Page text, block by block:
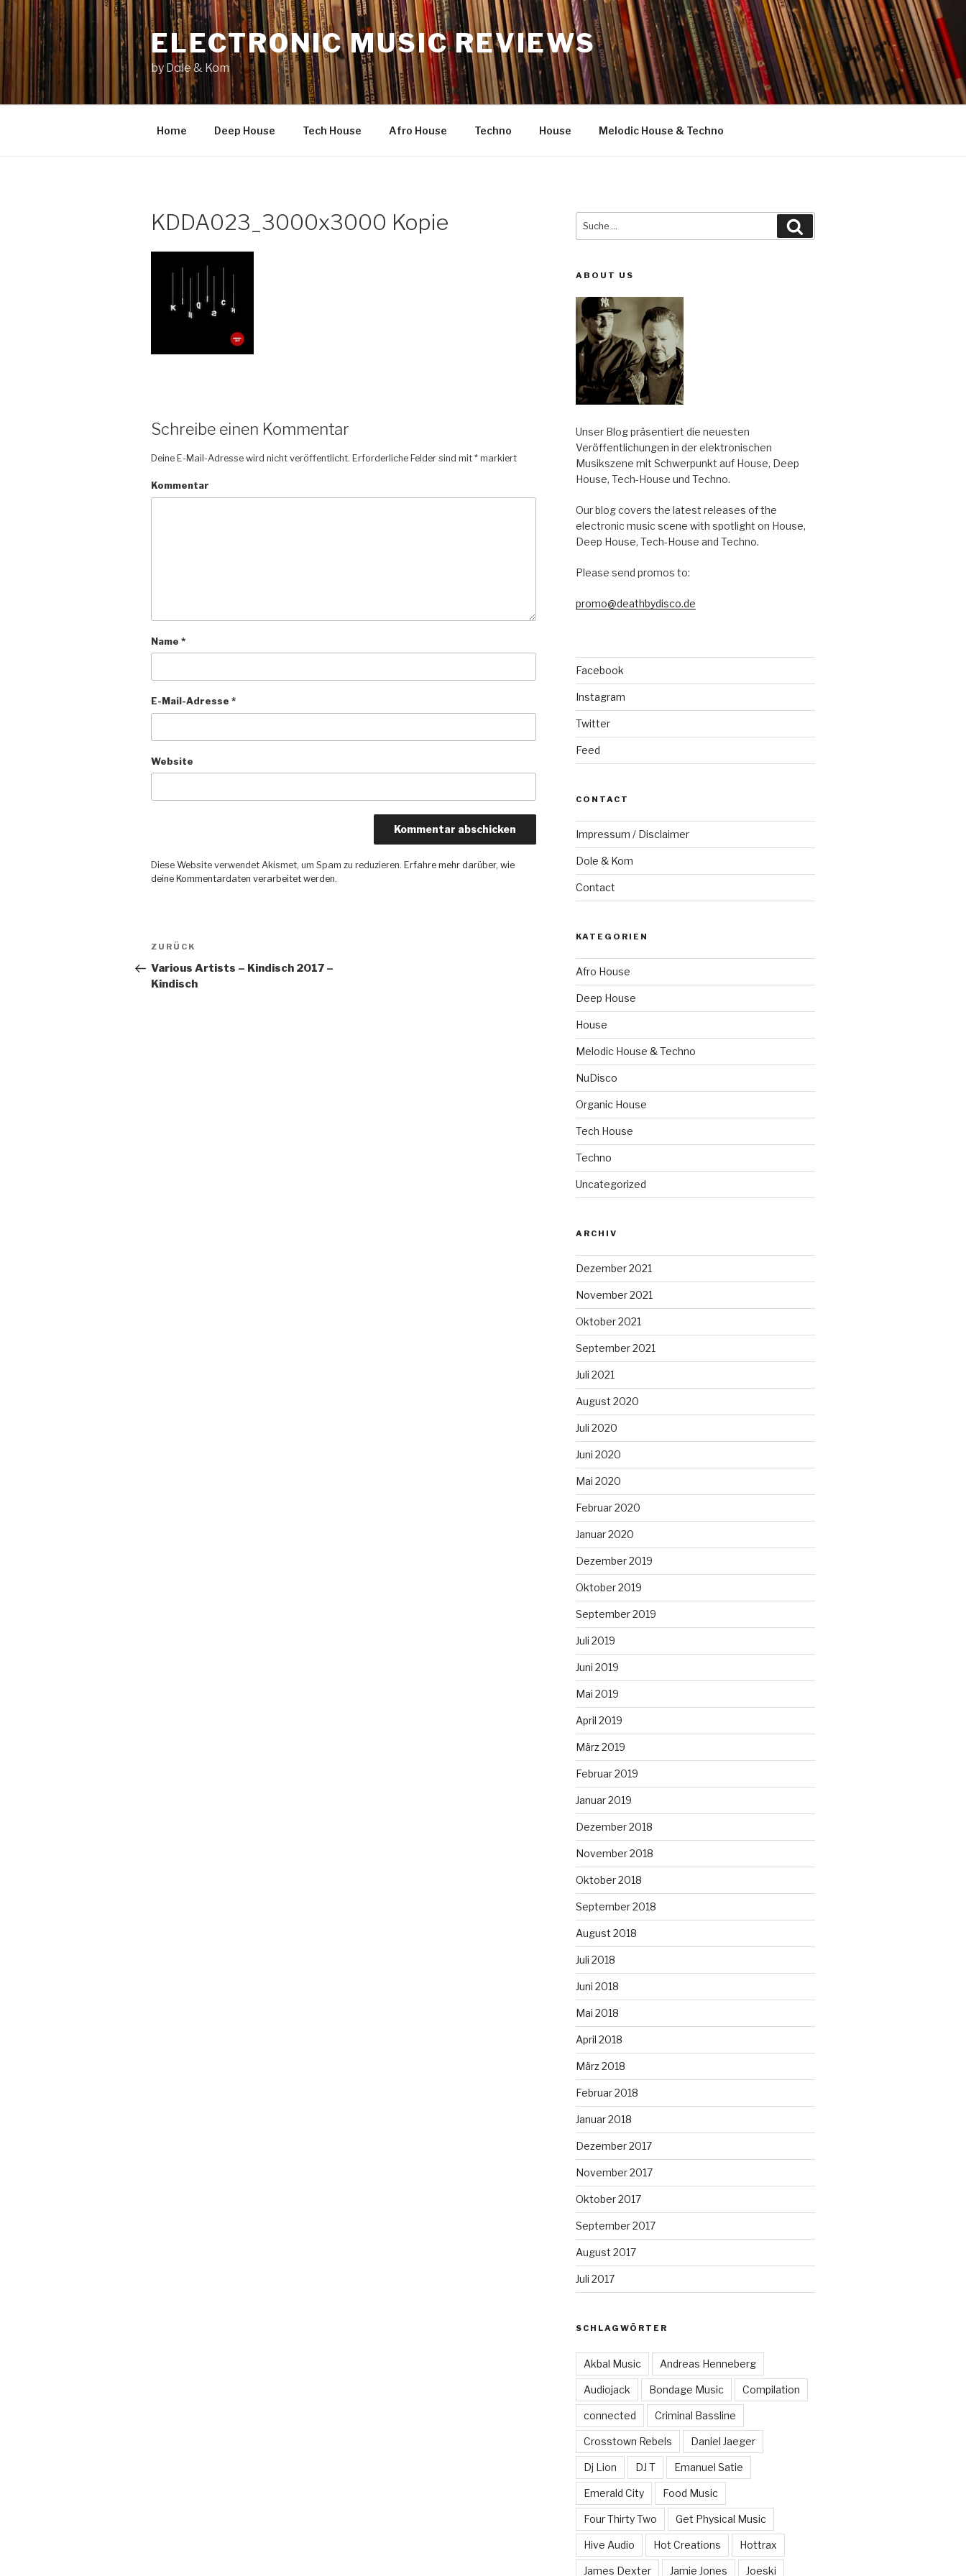
springen
ELECTRONIC MUSIC REVIEWS
by Dole & Kom
Home Deep House Tech House Afro House Techno House Melodic House & Techno
KDDA023_3000x3000 Kopie
Schreibe einen Kommentar
Deine E-Mail-Adresse wird nicht veröffentlicht. Erforderliche Felder sind mit* markiert
Kommentar
Name*
E-Mail-Adresse*
Website
Diese Website verwendet Akismet, um Spam zu reduzieren. Erfahre mehr darüber, wie
deine Kommentardaten verarbeitet werden.
Beitragsnavigation
Vorheriger
Beitrag
ZURÜCK
Various Artists – Kindisch 2017 –
Kindisch
Suche
ABOUT US
Unser Blog präsentiert die neuesten
Veröffentlichungen in der elektronischen
Musikszene mit Schwerpunkt auf House, Deep
House, Tech-House und Techno.
Our blog covers the latest releases of the
electronic music scene with spotlight on House,
Deep House, Tech-House and Techno.
Please send promos to:
promo@deathbydisco.de
Facebook
Instagram
Twitter
Feed
CONTACT
Impressum / Disclaimer
Dole & Kom
Contact
KATEGORIEN
Afro House
Deep House
House
Melodic House & Techno
NuDisco
Organic House
Tech House
Techno
Uncategorized
ARCHIV
Dezember 2021
November 2021
Oktober 2021
September 2021
Juli 2021
August 2020
Juli 2020
Juni 2020
Mai 2020
Februar 2020
Januar 2020
Dezember 2019
Oktober 2019
September 2019
Juli 2019
Juni 2019
Mai 2019
April 2019
März 2019
Februar 2019
Januar 2019
Dezember 2018
November 2018
Oktober 2018
September 2018
August 2018
Juli 2018
Juni 2018
Mai 2018
April 2018
März 2018
Februar 2018
Januar 2018
Dezember 2017
November 2017
Oktober 2017
September 2017
August 2017
Juli 2017
SCHLAGWÖRTER
Akbal Music Andreas Henneberg
Audiojack Bondage Music Compilation
connected Criminal Bassline
Crosstown Rebels Daniel Jaeger
Dj Lion DJ T Emanuel Satie
Emerald City Food Music
Four Thirty Two Get Physical Music
Hive Audio Hot Creations Hottrax
James Dexter Jamie Jones Joeski